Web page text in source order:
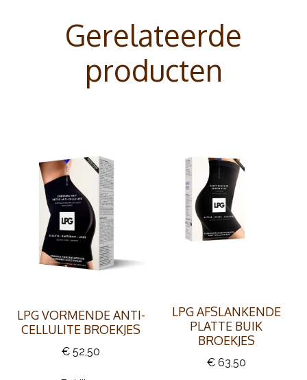
Gerelateerde
producten
LPG VORMENDE ANTI-
CELLULITE BROEKJES
€ 52,50
LPG AFSLANKENDE
PLATTE BUIK
BROEKJES
€ 63,50